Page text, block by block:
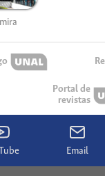
Portal de
revistas
Email